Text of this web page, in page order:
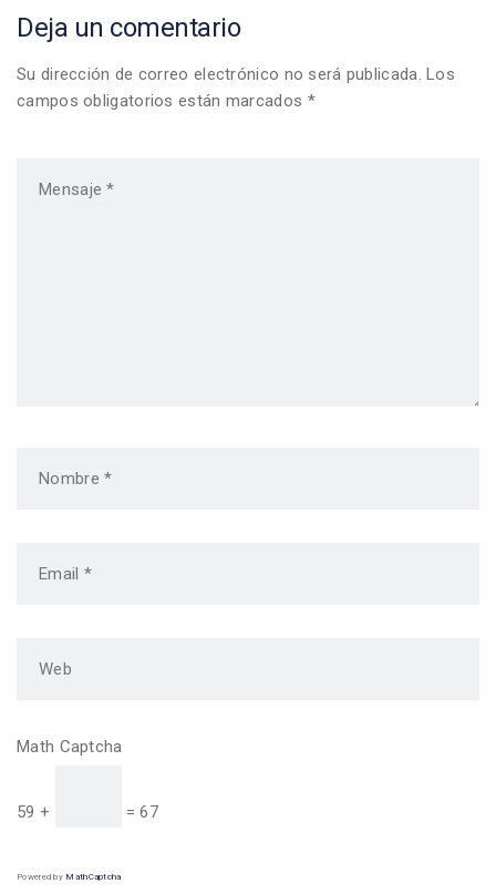
Deja un comentario
Su dirección de correo electrónico no será publicada. Los
campos obligatorios están marcados *
Math Captcha
59 + = 67
Powered by MathCaptcha